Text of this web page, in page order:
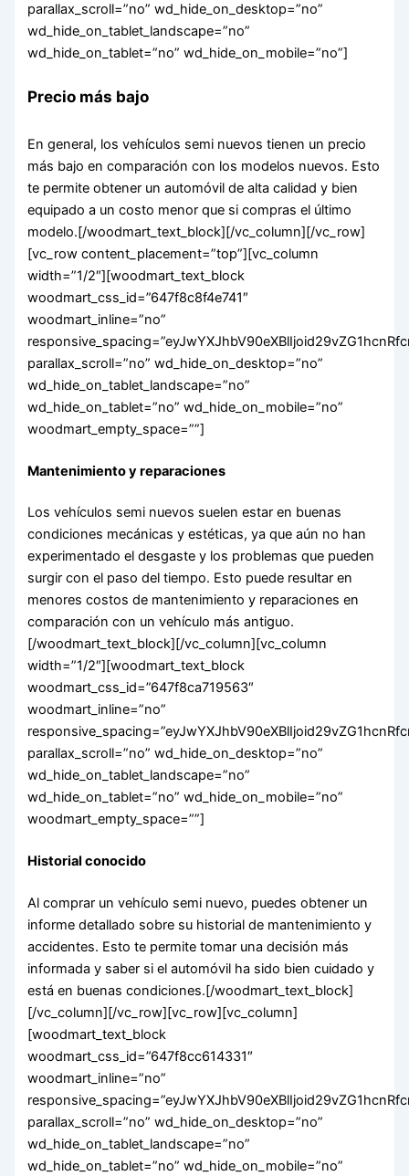
parallax_scroll=”no” wd_hide_on_desktop=”no”
wd_hide_on_tablet_landscape=”no”
wd_hide_on_tablet=”no” wd_hide_on_mobile=”no”]
Precio más bajo
En general, los vehículos semi nuevos tienen un precio
más bajo en comparación con los modelos nuevos. Esto
te permite obtener un automóvil de alta calidad y bien
equipado a un costo menor que si compras el último
modelo.[/woodmart_text_block][/vc_column][/vc_row]
[vc_row content_placement=”top”][vc_column
width=”1/2″][woodmart_text_block
woodmart_css_id=”647f8c8f4e741″
woodmart_inline=”no”
parallax_scroll=”no” wd_hide_on_desktop=”no”
wd_hide_on_tablet_landscape=”no”
wd_hide_on_tablet=”no” wd_hide_on_mobile=”no”
woodmart_empty_space=””]
Mantenimiento y reparaciones
Los vehículos semi nuevos suelen estar en buenas
condiciones mecánicas y estéticas, ya que aún no han
experimentado el desgaste y los problemas que pueden
surgir con el paso del tiempo. Esto puede resultar en
menores costos de mantenimiento y reparaciones en
comparación con un vehículo más antiguo.
[/woodmart_text_block][/vc_column][vc_column
width=”1/2″][woodmart_text_block
woodmart_css_id=”647f8ca719563″
woodmart_inline=”no”
parallax_scroll=”no” wd_hide_on_desktop=”no”
wd_hide_on_tablet_landscape=”no”
wd_hide_on_tablet=”no” wd_hide_on_mobile=”no”
woodmart_empty_space=””]
Historial conocido
Al comprar un vehículo semi nuevo, puedes obtener un
informe detallado sobre su historial de mantenimiento y
accidentes. Esto te permite tomar una decisión más
informada y saber si el automóvil ha sido bien cuidado y
está en buenas condiciones.[/woodmart_text_block]
[/vc_column][/vc_row][vc_row][vc_column]
[woodmart_text_block
woodmart_css_id=”647f8cc614331″
woodmart_inline=”no”
parallax_scroll=”no” wd_hide_on_desktop=”no”
wd_hide_on_tablet_landscape=”no”
wd_hide_on_tablet=”no” wd_hide_on_mobile=”no”